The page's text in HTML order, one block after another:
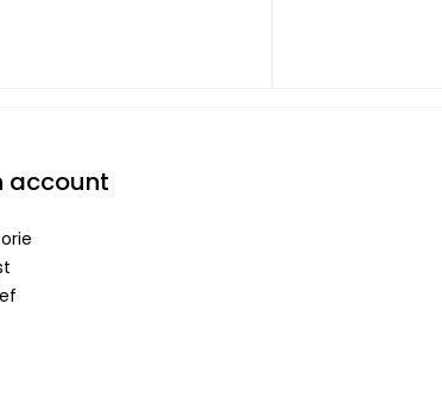
account